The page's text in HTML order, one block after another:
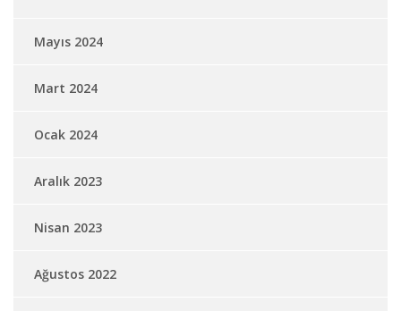
Mayıs 2024
Mart 2024
Ocak 2024
Aralık 2023
Nisan 2023
Ağustos 2022